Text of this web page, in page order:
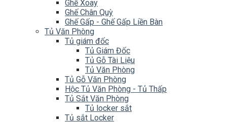
Ghế Xoay
Ghế Chân Quỳ
Ghế Gấp - Ghế Gấp Liền Bàn
Tủ Văn Phòng
Tủ giám đốc
Tủ Giám Đốc
Tủ Gỗ Tài Liệu
Tủ Văn Phòng
Tủ Gỗ Văn Phòng
Hộc Tủ Văn Phòng - Tủ Thấp
Tủ Sắt Văn Phòng
Tủ locker sắt
Tủ sắt Locker